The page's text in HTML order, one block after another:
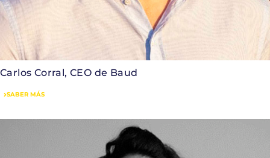
Carlos Corral, CEO de Baud
SABER MÁS